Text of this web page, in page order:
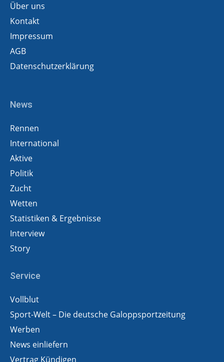
Über uns
Kontakt
Impressum
AGB
Datenschutzerklärung
News
Rennen
International
Aktive
Politik
Zucht
Wetten
Statistiken & Ergebnisse
Interview
Story
Service
Vollblut
Sport-Welt – Die deutsche Galoppsportzeitung
Werben
News einliefern
Vertrag Kündigen